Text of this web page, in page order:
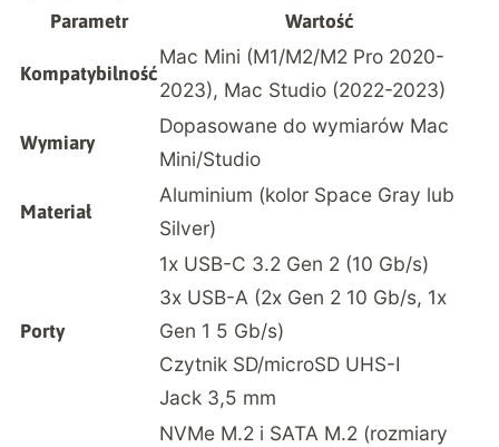
Parametr Wartość
Kompatybilność
Mac Mini (M1/M2/M2 Pro 2020-
2023), Mac Studio (2022-2023)
Wymiary
Dopasowane do wymiarów Mac
Mini/Studio
Materiał
Aluminium (kolor Space Gray lub
Silver)
Porty
1x USB-C 3.2 Gen 2 (10 Gb/s)
3x USB-A (2x Gen 2 10 Gb/s, 1x
Gen 1 5 Gb/s)
Czytnik SD/microSD UHS-I
Jack 3,5 mm
NVMe M.2 i SATA M.2 (rozmiary